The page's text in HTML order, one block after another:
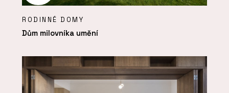
RODINNÉ DOMY
Dům milovníka umění